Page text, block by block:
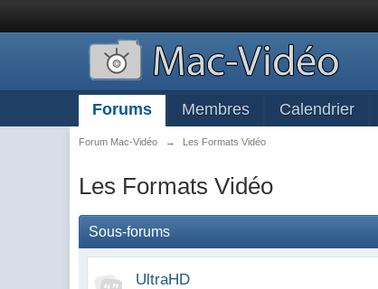
Forums Membres Calendrier
Forum Mac-Vidéo → Les Formats Vidéo
Les Formats Vidéo
Sous-forums
UltraHD